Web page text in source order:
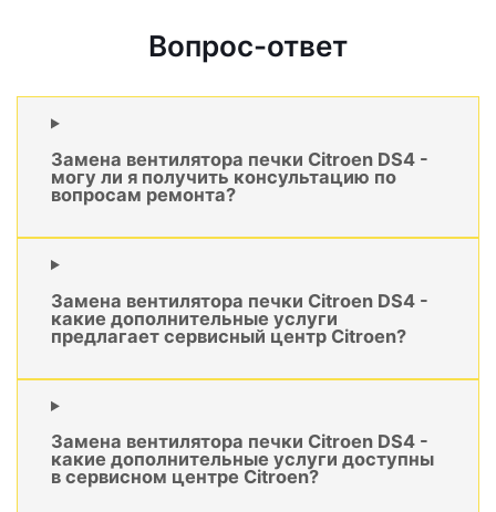
Вопрос-ответ
Замена вентилятора печки Citroen DS4 -
могу ли я получить консультацию по
вопросам ремонта?
Замена вентилятора печки Citroen DS4 -
какие дополнительные услуги
предлагает сервисный центр Citroen?
Замена вентилятора печки Citroen DS4 -
какие дополнительные услуги доступны
в сервисном центре Citroen?